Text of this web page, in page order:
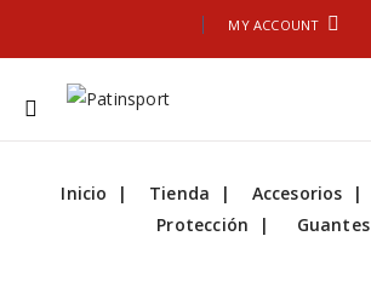
MY ACCOUNT
Inicio Tienda Accesorios
Protección
Guantes